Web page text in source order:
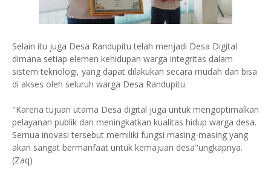
Selain itu juga Desa Randupitu telah menjadi Desa Digital
dimana setiap elemen kehidupan warga integritas dalam
sistem teknologi, yang dapat dilakukan secara mudah dan bisa
di akses oleh seluruh warga Desa Randupitu.
"Karena tujuan utama Desa digital juga untuk mengoptimalkan
pelayanan publik dan meningkatkan kualitas hidup warga desa.
Semua inovasi tersebut memiliki fungsi masing-masing yang
akan sangat bermanfaat untuk kemajuan desa"ungkapnya.
(Zaq)